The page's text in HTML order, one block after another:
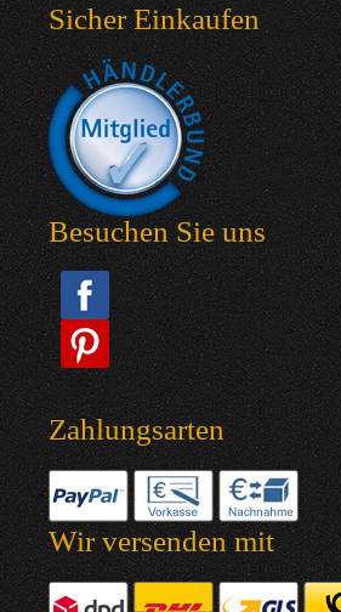
Sicher Einkaufen
Besuchen Sie uns
Zahlungsarten
Wir versenden mit